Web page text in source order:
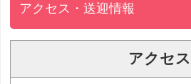
アクセス・送迎情報
アクセス